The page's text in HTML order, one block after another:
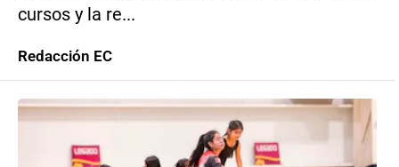
cursos y la re...
Redacción EC